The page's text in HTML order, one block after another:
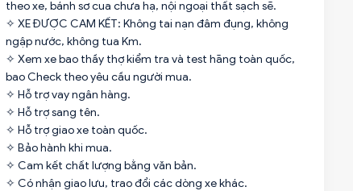
theo xe, bánh sơ cua chưa hạ, nội ngoại thất sạch sẽ.
✧ XE ĐƯỢC CAM KẾT: Không tai nạn đâm đụng, không
ngập nước, không tua Km.
✧ Xem xe bao thầy thợ kiểm tra và test hãng toàn quốc,
bao Check theo yêu cầu người mua.
✧ Hỗ trợ vay ngân hàng.
✧ Hỗ trợ sang tên.
✧ Hỗ trợ giao xe toàn quốc.
✧ Bảo hành khi mua.
✧ Cam kết chất lượng bằng văn bản.
✧ Có nhận giao lưu, trao đổi các dòng xe khác.